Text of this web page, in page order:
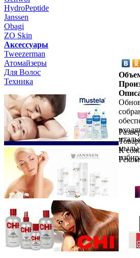
HydroPeptide
Janssen
Obagi
ZO Skin
Aксессуары
Tweezerman
Атомайзеры
Для Волос
Техника
К